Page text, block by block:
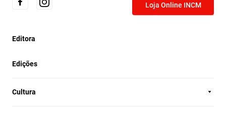
Loja Online INCM
Editora
Edições
Cultura